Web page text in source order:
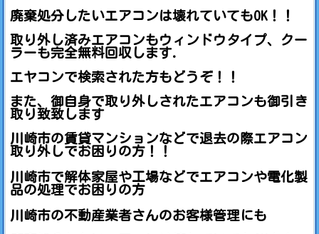
廃棄処分したいエアコンは壊れていてもOK！！
取り外し済みエアコンもウィンドウタイプ、クー
ラーも完全無料回収します.
エヤコンで検索された方もどうぞ！！
また、御自身で取り外しされたエアコンも御引き
取り致致します
川崎市の賃貸マンションなどで退去の際エアコン
取り外しでお困りの方！！
川崎市で解体家屋や工場などでエアコンや電化製
品の処理でお困りの方
川崎市の不動産業者さんのお客様管理にも